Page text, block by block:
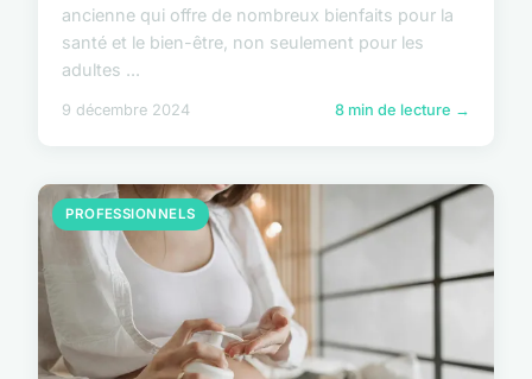
ancienne qui offre de nombreux bienfaits pour la
santé et le bien-être, non seulement pour les
adultes ...
9 décembre 2024 8 min de lecture →
PROFESSIONNELS